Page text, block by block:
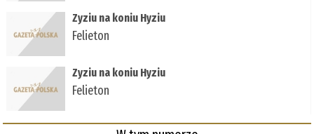
Zyziu na koniu Hyziu
Felieton
Zyziu na koniu Hyziu
Felieton